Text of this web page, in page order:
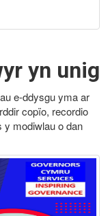
yn unig
e-ddysgu yma ar
copïo, recordio
y modiwlau o dan